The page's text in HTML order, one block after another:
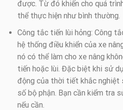
được. Từ đó khiến cho quá
thể thực hiện như bình thường.
Công tắc tiến lùi hỏng: Công
hệ thống điều khiển của xe
nó có thể làm cho xe nâng
tiến hoặc lùi. Đặc biệt khi sử
động của thời tiết khắc nghiệt
số bộ phận. Bạn cần kiểm tra
nếu cần.